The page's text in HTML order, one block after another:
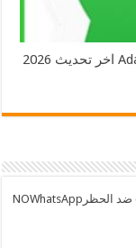
واتساب ابو عمر 2026 ( ابو نورة ) ضد الحظرNOWhatsApp